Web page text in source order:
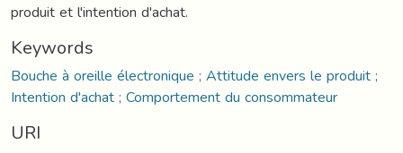
produit et l'intention d'achat.
Keywords
Bouche à oreille électronique ; Attitude envers le produit ;
Intention d'achat ; Comportement du consommateur
URI